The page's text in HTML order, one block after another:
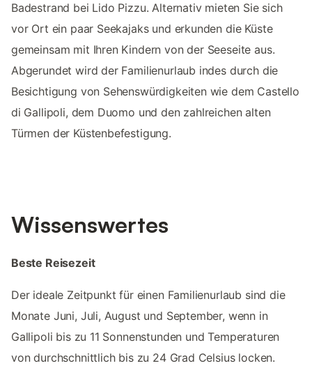
Badestrand bei Lido Pizzu. Alternativ mieten Sie sich
vor Ort ein paar Seekajaks und erkunden die Küste
gemeinsam mit Ihren Kindern von der Seeseite aus.
Abgerundet wird der Familienurlaub indes durch die
Besichtigung von Sehenswürdigkeiten wie dem Castello
di Gallipoli, dem Duomo und den zahlreichen alten
Türmen der Küstenbefestigung.
Wissenswertes
Beste Reisezeit
Der ideale Zeitpunkt für einen Familienurlaub sind die
Monate Juni, Juli, August und September, wenn in
Gallipoli bis zu 11 Sonnenstunden und Temperaturen
von durchschnittlich bis zu 24 Grad Celsius locken.